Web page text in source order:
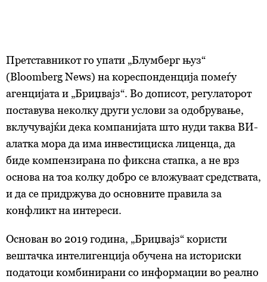
Претставникот го упати „Блумберг њуз“
(Bloomberg News) на кореспонденција помеѓу
агенцијата и „Бриџвајз“. Во дописот, регулаторот
поставува неколку други услови за одобрување,
вклучувајќи дека компанијата што нуди таква ВИ-
алатка мора да има инвестициска лиценца, да
биде компензирана по фиксна стапка, а не врз
основа на тоа колку добро се вложуваат средствата,
и да се придржува до основните правила за
конфликт на интереси.
Основан во 2019 година, „Бриџвајз“ користи
вештачка интелигенција обучена на историски
податоци комбинирани со информации во реално